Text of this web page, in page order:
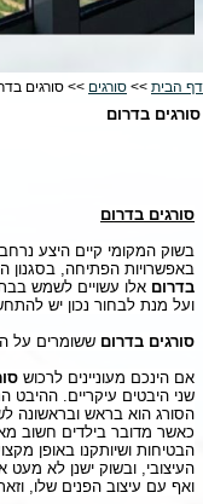
דף הבית >> סורגים >> סורגים
סורגים בדרום
סורגים בדרום
בשוק המקומי קיים היצע
באפשרויות הפתיחה, בסגנון
בדרום אלו עשויים לשמש
ועל מנת לבחור נכון יש
סורגים בדרום ששומרים על
אם הינכם מעוניינים לרכוש
שני היבטים עיקריים. ההיבט
הסורג הוא בראש ובראשונה
כאשר מדובר בילדים חשוב
הבטיחות ושיותקנו באופן
העיצובי, ובשוק ישנן לא
ואף עם עיצוב הפנים שלו,